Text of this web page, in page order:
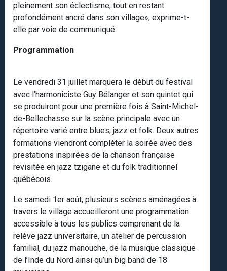
pleinement son éclectisme, tout en restant
profondément ancré dans son village», exprime-t-
elle par voie de communiqué.
Programmation
Le vendredi 31 juillet marquera le début du festival
avec l’harmoniciste Guy Bélanger et son quintet qui
se produiront pour une première fois à Saint-Michel-
de-Bellechasse sur la scène principale avec un
répertoire varié entre blues, jazz et folk. Deux autres
formations viendront compléter la soirée avec des
prestations inspirées de la chanson française
revisitée en jazz tzigane et du folk traditionnel
québécois.
Le samedi 1er août, plusieurs scènes aménagées à
travers le village accueilleront une programmation
accessible à tous les publics comprenant de la
relève jazz universitaire, un atelier de percussion
familial, du jazz manouche, de la musique classique
de l’Inde du Nord ainsi qu’un big band de 18